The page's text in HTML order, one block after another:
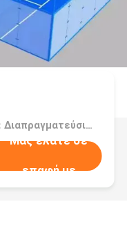
Τιμή：Διαπραγματεύσιμος
Μας ελάτε σε
επαφή με